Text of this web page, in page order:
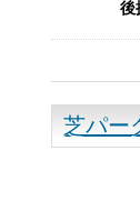
後
芝パー